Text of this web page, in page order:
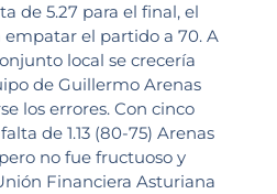
de 5.27 para el final, el
el partido a 70. A
local se crecería
de Guillermo Arenas
los errores. Con cinco
de 1.13 (80-75) Arenas
no fue fructuoso y
Financiera Asturiana